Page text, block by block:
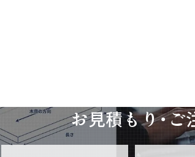
お見積もり・ご